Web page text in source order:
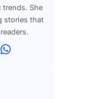
trends. She
stories that
WhatsApp